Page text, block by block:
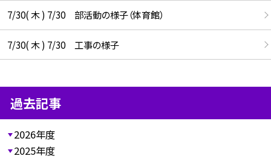
7/30( 木 ) 7/30 部活動の様子（体育館）
7/30( 木 ) 7/30 工事の様子
過去記事
2026年度
2025年度